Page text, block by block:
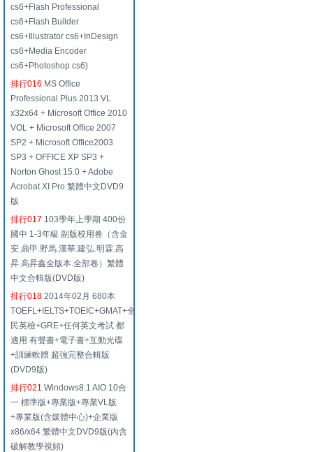
cs6+Flash Professional
cs6+Flash Builder
cs6+Illustrator cs6+InDesign
cs6+Media Encoder
cs6+Photoshop cs6)
排行016 MS Office
Professional Plus 2013 VL
x32x64 + Microsoft Office 2010
VOL + Microsoft Office 2007
SP2 + Microsoft Office2003
SP3 + OFFICE XP SP3 +
Norton Ghost 15.0 + Adobe
Acrobat XI Pro 繁體中文DVD9
版
排行017 103學年上學期 400份
國中 1-3年級 副版校用卷（含金
安.鼎甲.野馬.漢華.建弘.明霖.高
昇.高昇鑫全版本.全部卷）繁體
中文合輯版(DVD版)
排行018 2014年02月 680本
TOEFL+IELTS+TOEIC+GMAT+全
民英檢+GRE+任何英文考試 都
適用 有聲書+電子書+互動光碟
+訓練軟體 超強完整合輯版
(DVD9版)
排行021 Windows8.1 AIO 10合
一 標準版+專業版+專業VL版
+專業版(含媒體中心)+企業版
x86/x64 繁體中文DVD9版(內含
破解教學視頻)